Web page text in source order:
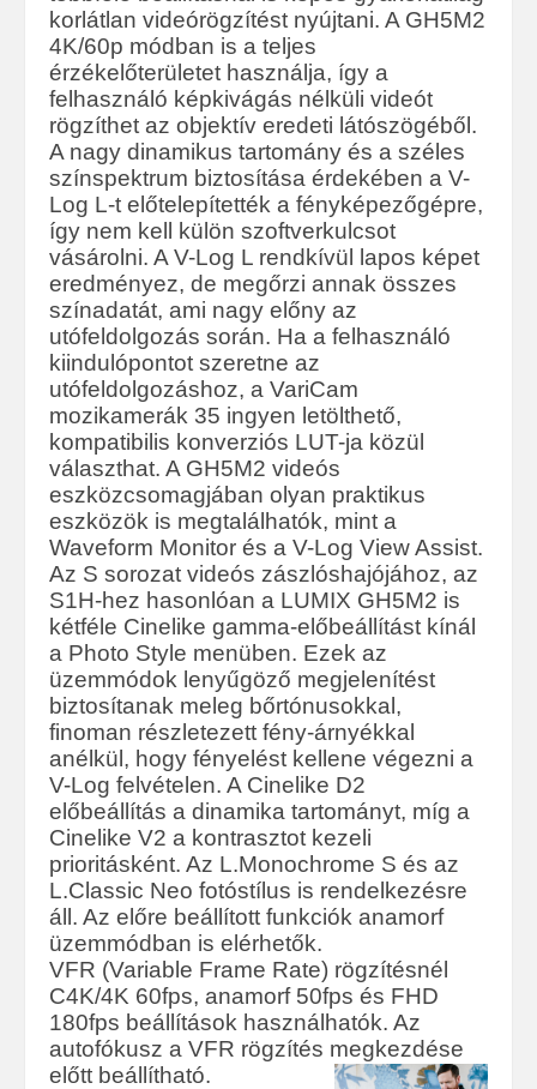
korlátlan videórögzítést nyújtani. A GH5M2
4K/60p módban is a teljes
érzékelőterületet használja, így a
felhasználó képkivágás nélküli videót
rögzíthet az objektív eredeti látószögéből.
A nagy dinamikus tartomány és a széles
színspektrum biztosítása érdekében a V-
Log L-t előtelepítették a fényképezőgépre,
így nem kell külön szoftverkulcsot
vásárolni. A V-Log L rendkívül lapos képet
eredményez, de megőrzi annak összes
színadatát, ami nagy előny az
utófeldolgozás során. Ha a felhasználó
kiindulópontot szeretne az
utófeldolgozáshoz, a VariCam
mozikamerák 35 ingyen letölthető,
kompatibilis konverziós LUT-ja közül
választhat. A GH5M2 videós
eszközcsomagjában olyan praktikus
eszközök is megtalálhatók, mint a
Waveform Monitor és a V-Log View Assist.
Az S sorozat videós zászlóshajójához, az
S1H-hez hasonlóan a LUMIX GH5M2 is
kétféle Cinelike gamma-előbeállítást kínál
a Photo Style menüben. Ezek az
üzemmódok lenyűgöző megjelenítést
biztosítanak meleg bőrtónusokkal,
finoman részletezett fény-árnyékkal
anélkül, hogy fényelést kellene végezni a
V-Log felvételen. A Cinelike D2
előbeállítás a dinamika tartományt, míg a
Cinelike V2 a kontrasztot kezeli
prioritásként. Az L.Monochrome S és az
L.Classic Neo fotóstílus is rendelkezésre
áll. Az előre beállított funkciók anamorf
üzemmódban is elérhetők.
VFR (Variable Frame Rate) rögzítésnél
C4K/4K 60fps, anamorf 50fps és FHD
180fps beállítások használhatók. Az
autofókusz a VFR rögzítés megkezdése
előtt beállítható.